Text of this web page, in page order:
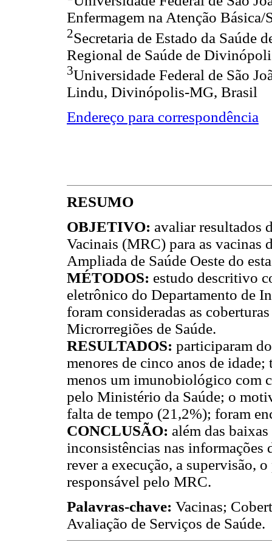
Enfermagem na Atenção
2Secretaria de Estado da Saúde
Regional de Saúde de
3Universidade Federal de São
Lindu, Divinópolis-MG, Brasil
Endereço para correspondência
RESUMO
OBJETIVO: avaliar resultados
Vacinais (MRC) para as vacinas
Ampliada de Saúde Oeste do
MÉTODOS: estudo descritivo
eletrônico do Departamento de
foram consideradas as
Microrregiões de Saúde.
RESULTADOS: participaram
menores de cinco anos de
menos um imunobiológico com
pelo Ministério da Saúde; o
falta de tempo (21,2%); foram
CONCLUSÃO: além das
inconsistências nas informações
rever a execução, a supervisão,
responsável pelo MRC.
Palavras-chave: Vacinas;
Avaliação de Serviços de Saúde.